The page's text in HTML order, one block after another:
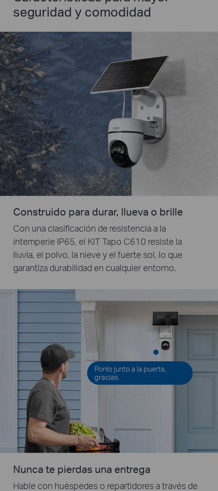
seguridad y comodidad
Construido para durar, llueva o brille
Con una clasificación de resistencia a la
intemperie IP65, el KIT Tapo C610 resiste la
lluvia, el polvo, la nieve y el fuerte sol, lo que
garantiza durabilidad en cualquier entorno.
Nunca te pierdas una entrega
Hable con huéspedes o repartidores a través de
Ponlo junto a la puerta,
gracias.